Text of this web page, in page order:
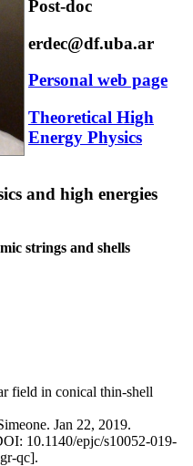
Post-doc
erdec@df.uba.ar
Personal web page
Theoretical High
Energy Physics
and high energies
strings and shells
field in conical thin-shell
Jan 22, 2019.
10.1140/epjc/s10052-019-
qc].